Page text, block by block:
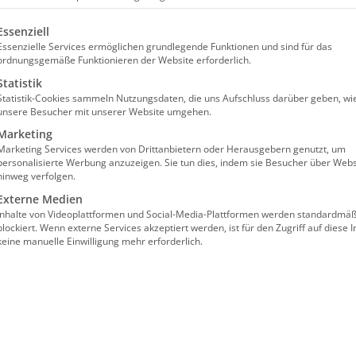
laden wir Sie herzlich zum
nach Hannover ein.
Niedersachsen e.V. – unsere
eine Liste der Service-Gruppen, für die eine
Services ermöglichen grundlegende Funktionen und sind für das
Funktionieren der Website erforderlich.
Cookies sammeln Nutzungsdaten, die uns Aufschluss darüber geben,
Besucher mit unserer Website umgehen.
Services werden von Drittanbietern oder Herausgebern genutzt, um
Werbung anzuzeigen. Sie tun dies, indem sie Besucher über
verfolgen.
Medien
von Videoplattformen und Social-Media-Plattformen werden
Wenn externe Services akzeptiert werden, ist für den Zugriff auf diese
manuelle Einwilligung mehr erforderlich.